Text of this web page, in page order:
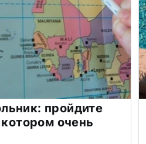
пройдите
очень